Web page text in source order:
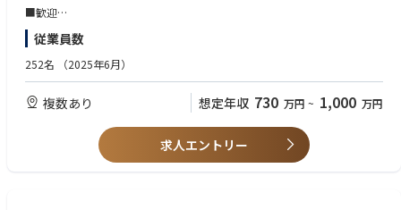
・充実した福利厚生…資格手当、住宅手当等の基本的な福利厚生はもちろ
した仕組みも充実しています
■同社の特徴
・工学博士、技術士を多数擁し、道路・交通分野の売上高では業界トップ
クラスです
・国や地方公共団体、民間を主な顧客として、高速道路・新幹線設計等国
■歓迎
・技術士（各建設部門）またはRCCM資格保持者
・土木設計、建設コンサルタントのご経験をお持ちの方
・ゼネコンでの施工管理経験があり、業務にチャレンジしたい方
従業員数
252名 （2025年6月）
複数あり 想定年収 730 万円 ~ 1,000 万円
求人エントリー